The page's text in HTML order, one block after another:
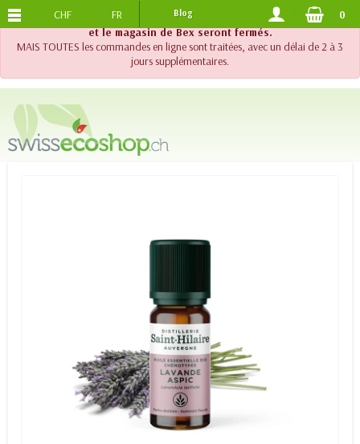
!! Important !! Jusqu'au 20 août 2026, le support téléphonique
et le magasin de Bex seront fermés.
MAIS TOUTES les commandes en ligne sont traitées, avec un délai de 2 à 3
jours supplémentaires.
PORTS OFFERTS DES 120.-
CHF FR Blog 0